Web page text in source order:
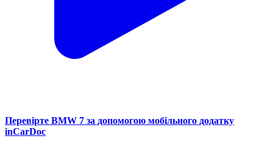
Перевірте BMW 7 за допомогою мобільного додатку
inCarDoc